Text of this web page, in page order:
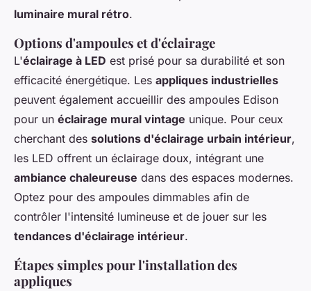
luminaire mural rétro.
Options d'ampoules et d'éclairage
L'éclairage à LED est prisé pour sa durabilité et son
efficacité énergétique. Les appliques industrielles
peuvent également accueillir des ampoules Edison
pour un éclairage mural vintage unique. Pour ceux
cherchant des solutions d'éclairage urbain intérieur,
les LED offrent un éclairage doux, intégrant une
ambiance chaleureuse dans des espaces modernes.
Optez pour des ampoules dimmables afin de
contrôler l'intensité lumineuse et de jouer sur les
tendances d'éclairage intérieur.
Étapes simples pour l'installation des
appliques